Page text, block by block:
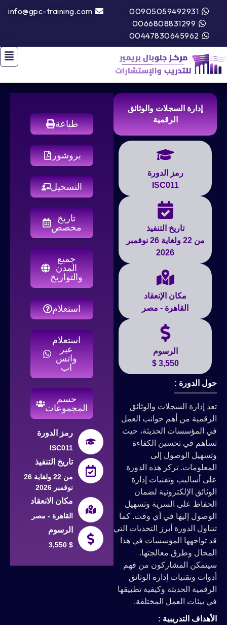
00905059492931
0066808831299
00447830645962
info@gpc-training.com
إدارة السجلات والوثائق
الرقمية
رمز الدورة
ISC011
تاريخ التنفيذ
من 22 ولغاية 26 نوفمبر
2026
مكان الإنعقاد
القاهرة - مصر
الرسوم
3,550 $
حول الدورة :
تعد إدارة السجلات والوثائق
الرقمية من أهم جوانب العمل
في المؤسسات الحديثة، حيث
تساهم في تحسين الكفاءة
وتسهيل الوصول إلى
المعلومات. تركز هذه الدورة
على أساليب وتقنيات إدارة
الوثائق الإلكترونية لضمان
الحفاظ على السرية وتسهيل
الوصول إليها في أي وقت. كما
تتناول الدورة أبرز التحديات التي
قد تواجهها المؤسسات في هذا
المجال وطرق معالجتها.
سيتمكن المشاركون من فهم
أدوات وتقنيات إدارة الوثائق
الرقمية الحديثة وكيفية تطبيقها
في بيئات العمل المختلفة.
الأهداف التدريبية :
طباعة
بروشور
التسجيل
تاريخ
مخصص
جميع
المدن
والتواريخ
استعلام
استعلام
عبر
واتس
اب
حسم
المجموعات
رمز الدورة
ISC011
تاريخ التنفيذ
من 22 ولغاية 26
نوفمبر 2026
مكان الانعقاد
القاهرة - مصر
الرسوم
3,550 $